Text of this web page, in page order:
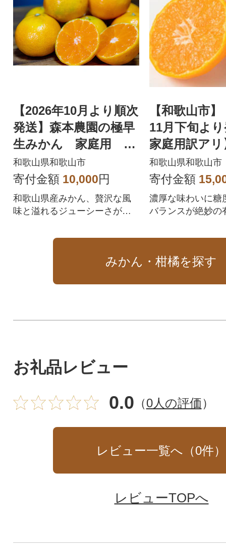
【2026年10月より順次
発送】森本農園の極早
生みかん 家庭用 6k
g
和歌山県和歌山市
寄付金額 10,000円
和歌山県産みかん、贅沢な風
味と溢れるジューシーさが融
虜にするフルーツ
【和歌山市
11月下旬よ
家庭用訳ア
田産濃厚完熟
ん 7.5kg
和歌山県和歌山市
寄付金額
濃厚な味わいに糖
バランスが絶妙の
庭用です。
みかん・柑橘を探す
お礼品レビュー
0.0 （0人の評価）
レビュー一覧へ（0件）
レビューTOPへ